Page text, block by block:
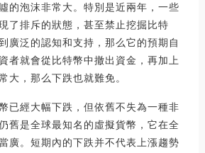
的泡沫非常大。特別是近兩年，一些
了排斥的狀態，甚至禁止挖掘比特
廣泛的認知和支持，那么它的預期自
者就會從比特幣中撤出資金，再加上
大，那么下跌也就難免。
已經大幅下跌，但依舊不失為一種非
舊是全球最知名的虛擬貨幣，它在全
廣。短期內的下跌并不代表上漲趨勢